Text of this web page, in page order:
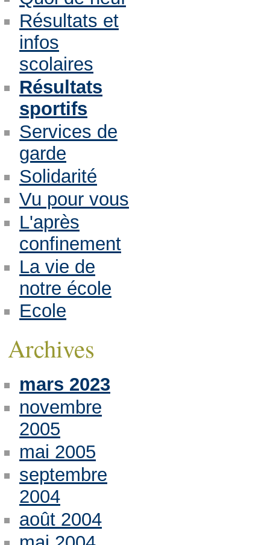
Résultats et
infos
scolaires
Résultats
sportifs
Services de
garde
Solidarité
Vu pour vous
L'après
confinement
La vie de
notre école
Ecole
Archives
mars 2023
novembre
2005
mai 2005
septembre
2004
août 2004